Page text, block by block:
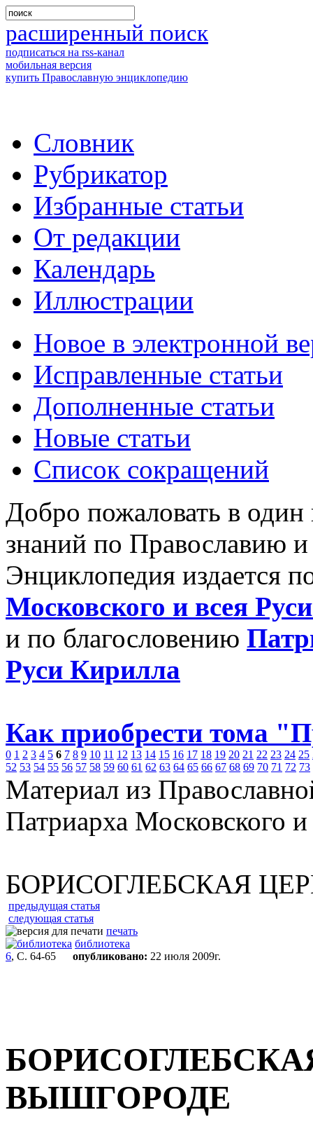
расширенный поиск
подписаться на rss-канал
мобильная версия
купить Православную энциклопедию
Словник
Рубрикатор
Избранные статьи
От редакции
Календарь
Иллюстрации
Новое в электронной
Исправленные статьи
Дополненные статьи
Новые статьи
Список сокращений
Добро пожаловать в
знаний по Православию
Энциклопедия издается
Московского и всея
и по благословению
Руси Кирилла
Как приобрести тома
0 1 2 3 4 5 6 7 8 9 10 11 12 13 14 15 16 17 18 19 20 21 22 23 24 25
52 53 54 55 56 57 58 59 60 61 62 63 64 65 66 67 68 69 70 71 72 73
Материал из
Патриарха Московского
БОРИСОГЛЕБСКАЯ
предыдущая статья
следующая статья
печать
библиотека
6, С. 64-65 опубликовано: 22 июля 2009г.
ВЫШГОРОДЕ